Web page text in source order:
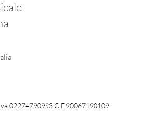
C.F.90067190109